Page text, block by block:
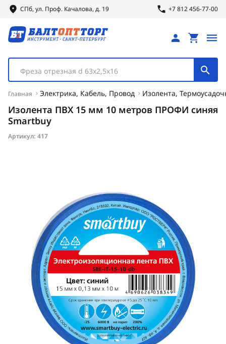
СПб, ул. Проф. Качалова, д. 19 +7 812 456-77-00
Фреза отрезная d 63х2,5х16
Главная Электрика, Кабель, Провод Изолента,
Изолента ПВХ 15 мм 10 метров ПРОФИ синяя
Smartbuy
Артикул: 417